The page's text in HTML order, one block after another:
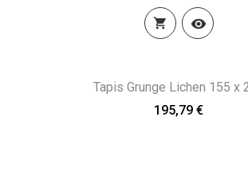
 
Tapis Grunge Lichen 155 x
195,79 €